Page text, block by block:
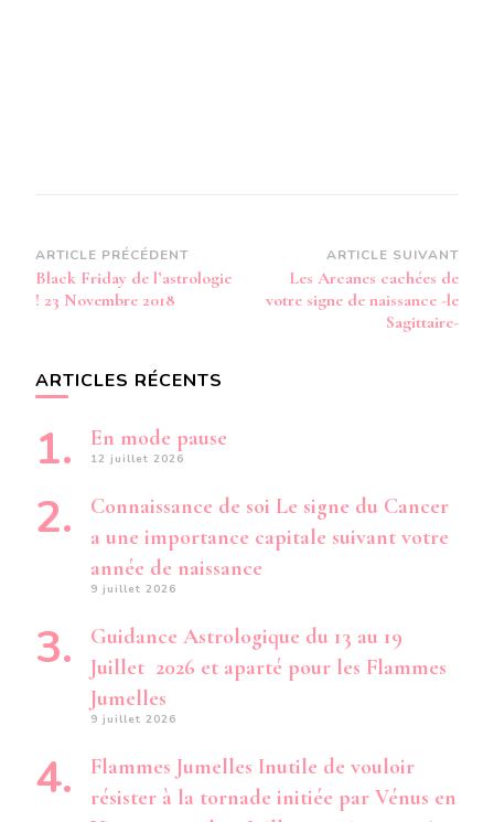
Navigation
d’article
ARTICLE PRÉCÉDENT
Black Friday de l’astrologie
! 23 Novembre 2018
ARTICLE SUIVANT
Les Arcanes cachées de
votre signe de naissance -le
Sagittaire-
ARTICLES RÉCENTS
En mode pause
12 juillet 2026
Connaissance de soi Le signe du Cancer
a une importance capitale suivant votre
année de naissance
9 juillet 2026
Guidance Astrologique du 13 au 19
Juillet 2026 et aparté pour les Flammes
Jumelles
9 juillet 2026
Flammes Jumelles Inutile de vouloir
résister à la tornade initiée par Vénus en